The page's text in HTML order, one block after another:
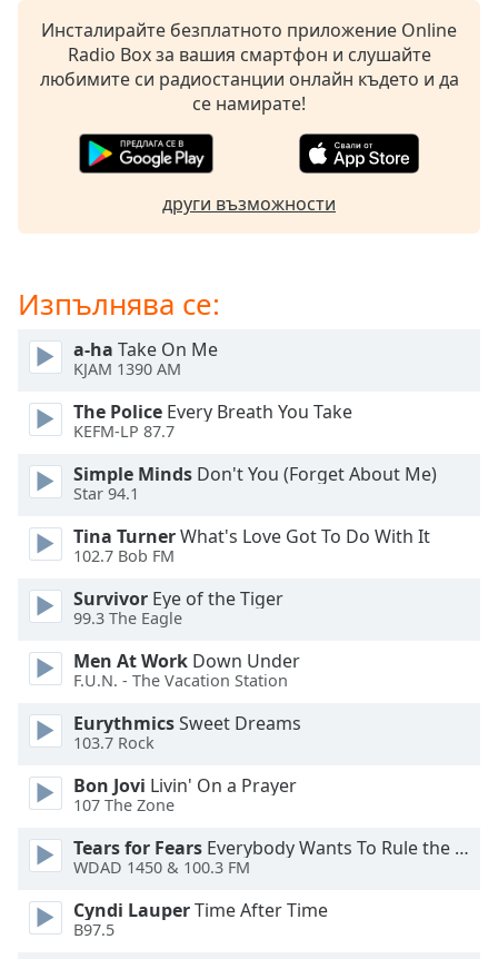
opens
subtitles
settings
dialog
selected
Picture
modal
Beginning
dialog
Escape
cancel
window.
Инсталирайте безплатното приложение Online
Radio Box за вашия смартфон и слушайте
любимите си радиостанции онлайн където и да
се намирате!
други възможности
Изпълнява се:
a-ha Take On Me
KJAM 1390 AM
The Police Every Breath You Take
KEFM-LP 87.7
Simple Minds Don't You (Forget About Me)
Star 94.1
Tina TurnerWhat's Love Got To Do With It
102.7 Bob FM
Survivor Eye of the Tiger
99.3 The Eagle
Men At Work Down Under
F.U.N. - The Vacation Station
EurythmicsSweet Dreams
103.7 Rock
Bon Jovi Livin' On a Prayer
107 The Zone
Tears for Fears Everybody Wants To Rule the World
WDAD 1450 & 100.3 FM
Cyndi LauperTime After Time
B97.5